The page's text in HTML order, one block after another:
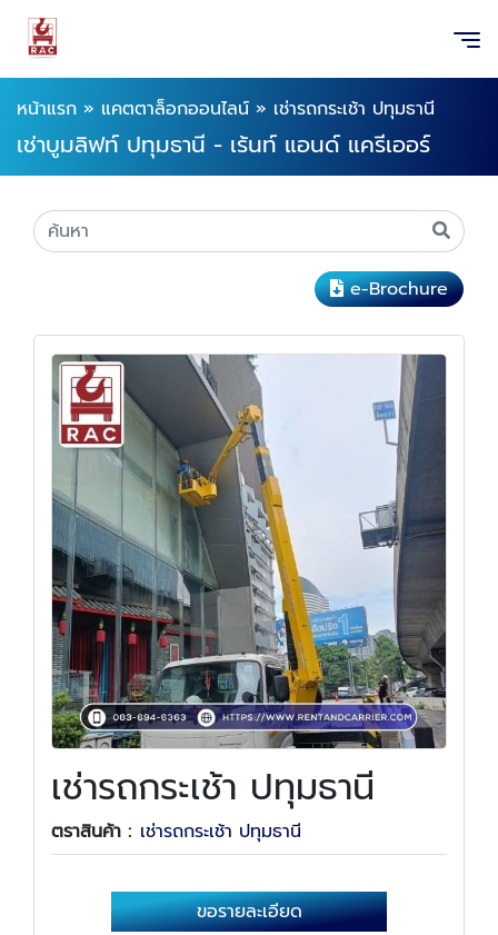
หน้าแรก » แคตตาล็อกออนไลน์ » เช่ารถกระเช้า ปทุมธานี
เช่าบูมลิฟท์ ปทุมธานี - เร้นท์ แอนด์ แครีเออร์
e-Brochure
เช่ารถกระเช้า ปทุมธานี
ตราสินค้า : เช่ารถกระเช้า ปทุมธานี
ขอรายละเอียด